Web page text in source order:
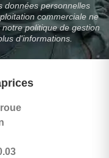
données personnelles
commerciale ne
politique de gestion
d'informations.